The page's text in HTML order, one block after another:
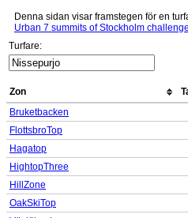
Denna sidan visar framstegen för en
Urban 7 summits of Stockholm challenge
Turfare:
Zon
Bruketbacken
FlottsbroTop
Hagatop
HightopThree
HillZone
OakSkiTop